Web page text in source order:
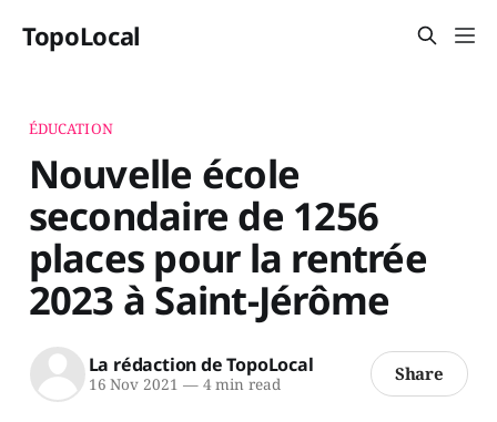
TopoLocal
ÉDUCATION
Nouvelle école
secondaire de 1256
places pour la rentrée
2023 à Saint-Jérôme
La rédaction de TopoLocal
16 Nov 2021 —4 min read Share